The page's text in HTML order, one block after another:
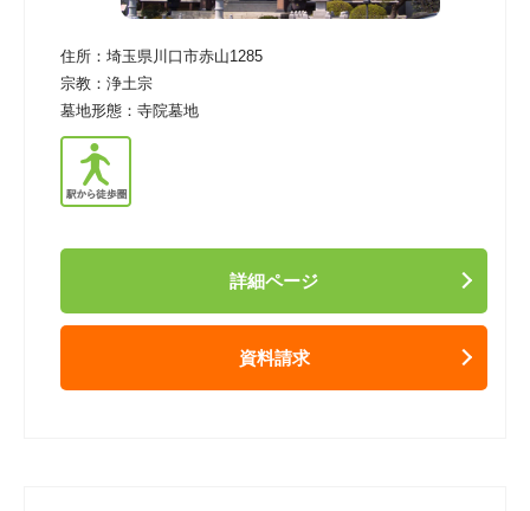
住所： 埼玉県川口市赤山1285
宗教： 浄土宗
墓地形態： 寺院墓地
詳細ページ
資料請求